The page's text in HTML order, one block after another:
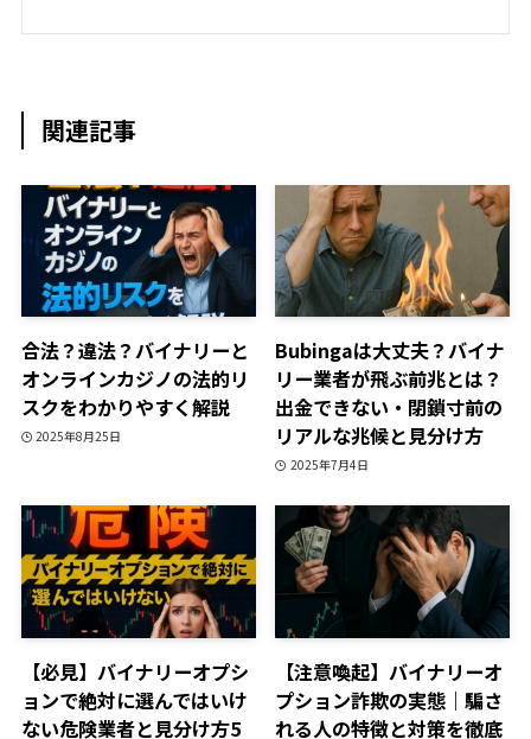
関連記事
合法？違法？バイナリーと
オンラインカジノの法的リ
スクをわかりやすく解説
2025年8月25日
Bubingaは大丈夫？バイナ
リー業者が飛ぶ前兆とは？
出金できない・閉鎖寸前の
リアルな兆候と見分け方
2025年7月4日
【必見】バイナリーオプシ
ョンで絶対に選んではいけ
ない危険業者と見分け方5
【注意喚起】バイナリーオ
プション詐欺の実態｜騙さ
れる人の特徴と対策を徹底